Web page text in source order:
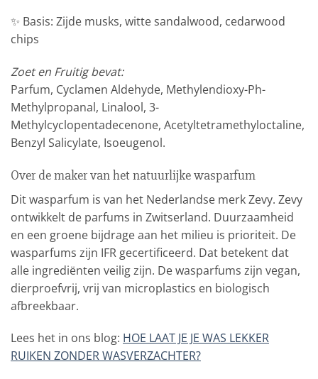
✨ Basis: Zijde musks, witte sandalwood, cedarwood
chips
Zoet en Fruitig bevat:
Parfum, Cyclamen Aldehyde, Methylendioxy-Ph-
Methylpropanal, Linalool, 3-
Methylcyclopentadecenone, Acetyltetramethyloctaline,
Benzyl Salicylate, Isoeugenol.
Over de maker van het natuurlijke wasparfum
Dit wasparfum is van het Nederlandse merk Zevy. Zevy
ontwikkelt de parfums in Zwitserland. Duurzaamheid
en een groene bijdrage aan het milieu is prioriteit. De
wasparfums zijn IFR gecertificeerd. Dat betekent dat
alle ingrediënten veilig zijn. De wasparfums zijn vegan,
dierproefvrij, vrij van microplastics en biologisch
afbreekbaar.
Lees het in ons blog: HOE LAAT JE JE WAS LEKKER
RUIKEN ZONDER WASVERZACHTER?